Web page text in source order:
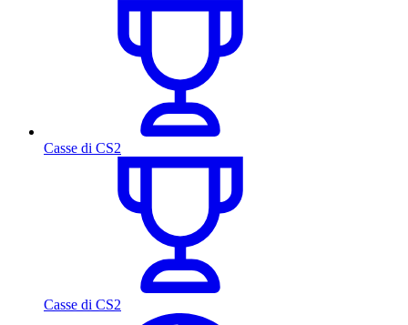
Casse di CS2
Casse di CS2